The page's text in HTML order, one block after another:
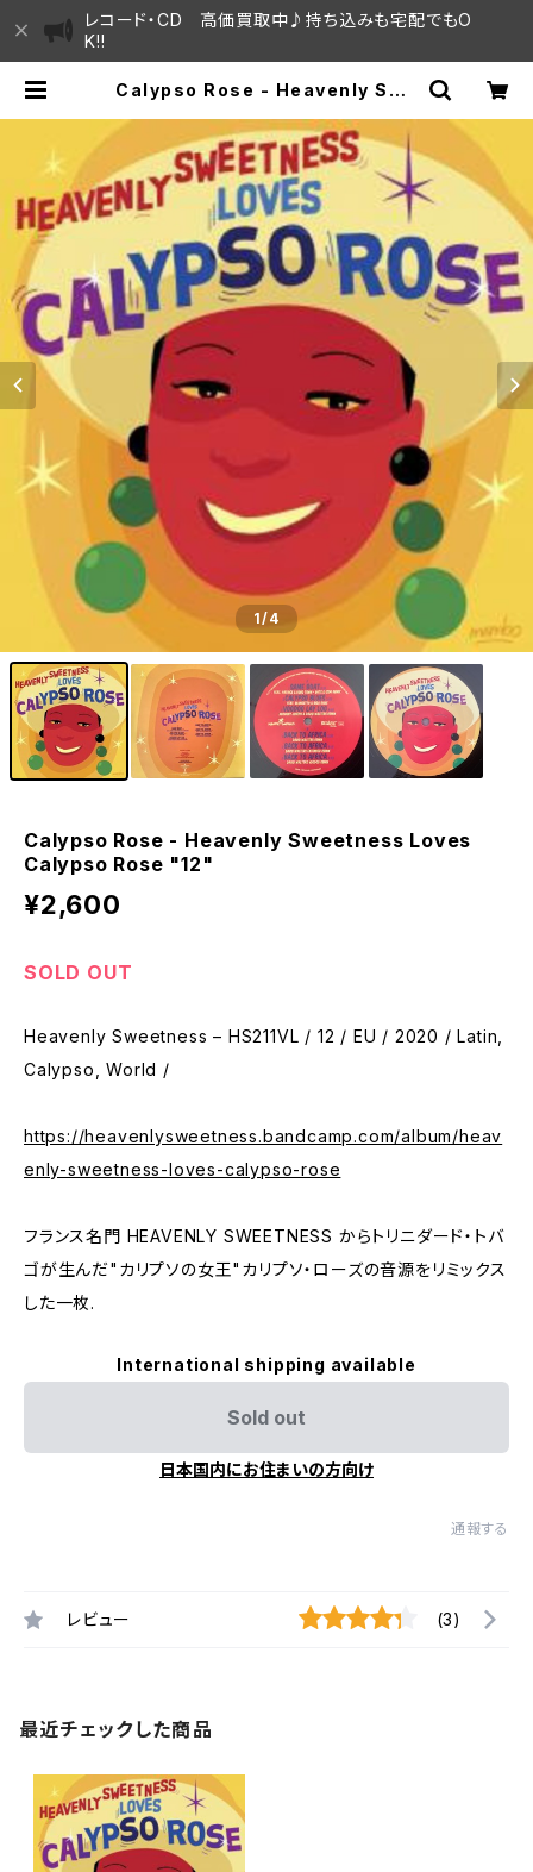
レコード・CD 高価買取中♪持ち込みも宅配でもO
K!!
Calypso Rose - Heavenly Swe
"12" | SAYAMA HOUSE / ハレま
ち通りからすぐ♫見晴らしの良いレコ
ード屋
1/4
Calypso Rose - Heavenly Sweetness Loves
Calypso Rose "12"
¥2,600
SOLD OUT
Heavenly Sweetness – HS211VL / 12 / EU / 2020 / Latin,
Calypso, World /
https://heavenlysweetness.bandcamp.com/album/heav
enly-sweetness-loves-calypso-rose
フランス名門 HEAVENLY SWEETNESS からトリニダード・トバ
ゴが生んだ"カリプソの女王"カリプソ・ローズの音源をリミックス
した一枚.
International shipping available
Sold out
日本国内にお住まいの方向け
通報する
レビュー (3)
最近チェックした商品